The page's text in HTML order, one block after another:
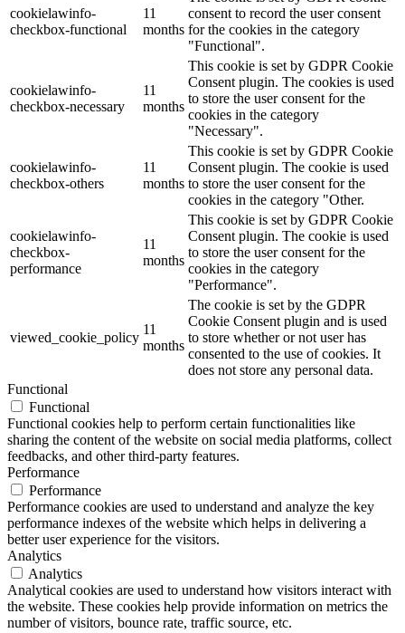
cookielawinfo-
checkbox-functional
11
months
consent to record the user consent
for the cookies in the category
"Functional".
cookielawinfo-
checkbox-necessary
11
months
This cookie is set by GDPR Cookie
Consent plugin. The cookies is used
to store the user consent for the
cookies in the category
"Necessary".
cookielawinfo-
checkbox-others
11
months
This cookie is set by GDPR Cookie
Consent plugin. The cookie is used
to store the user consent for the
cookies in the category "Other.
cookielawinfo-
checkbox-
performance
11
months
This cookie is set by GDPR Cookie
Consent plugin. The cookie is used
to store the user consent for the
cookies in the category
"Performance".
viewed_cookie_policy
11
months
The cookie is set by the GDPR
Cookie Consent plugin and is used
to store whether or not user has
consented to the use of cookies. It
does not store any personal data.
Functional
Functional
Functional cookies help to perform certain functionalities like
sharing the content of the website on social media platforms, collect
feedbacks, and other third-party features.
Performance
Performance
Performance cookies are used to understand and analyze the key
performance indexes of the website which helps in delivering a
better user experience for the visitors.
Analytics
Analytics
Analytical cookies are used to understand how visitors interact with
the website. These cookies help provide information on metrics the
number of visitors, bounce rate, traffic source, etc.